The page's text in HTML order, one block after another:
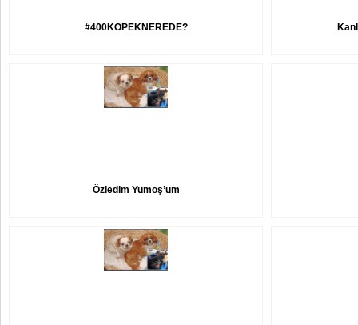
#400KÖPEKNEREDE?
Özledim Yumoş’um